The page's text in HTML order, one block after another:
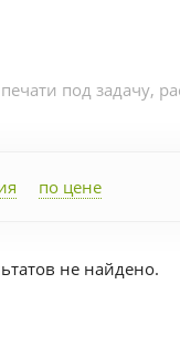
под задачу,
по цене
не найдено.